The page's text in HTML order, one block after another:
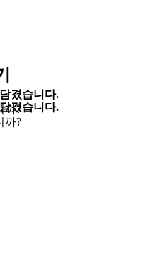
겼습니다.
까?
겼습니다.
까?